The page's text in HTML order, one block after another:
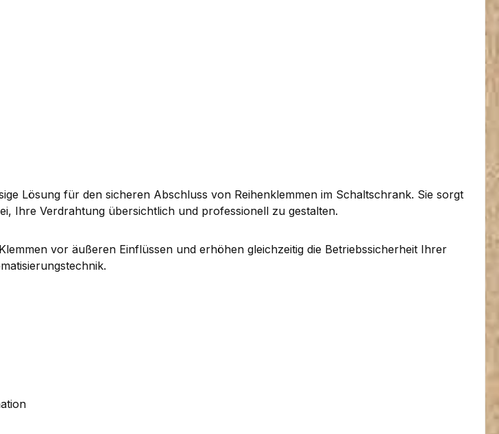
Lösung für den sicheren Abschluss von Reihenklemmen im Schaltschrank. Sie sorgt
Ihre Verdrahtung übersichtlich und professionell zu gestalten.
vor äußeren Einflüssen und erhöhen gleichzeitig die Betriebssicherheit Ihrer